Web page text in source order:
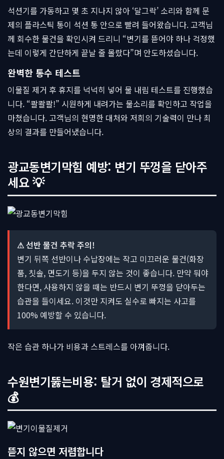
석션기를 가동하고 몇 초 지나지 않아 ‘달그락’ 소리와 함께 문
제의 플라스틱 통이 석션 통 안으로 빨려 들어왔습니다. 고객님
께 회수한 물건을 확인시켜 드리니 “변기를 뜯어야 하나 걱정했
는데 이렇게 간단하게 끝날 줄 몰랐다”며 안도하셨습니다.
완벽한 통수 테스트
이물질 제거 후 휴지를 넉넉히 넣어 물 내림 테스트를 진행했습
니다. “콸콸콸!” 시원하게 내려가는 물소리를 확인하고 작업을
마쳤습니다. 고객님의 현명한 대처와 저희의 기술력이 만나 최
상의 결과를 만들어냈습니다.
광교동변기막힘 예방: 변기 뚜껑을 닫아주
세요 💡
⚠ 선반 물건 추락 주의!
변기 뒤쪽 선반이나 수납장에는 작고 미끄러운 물건(화장
품, 칫솔, 면도기 등)을 두지 않는 것이 좋습니다. 만약 둬야
한다면, 사용하지 않을 때는 반드시 변기 뚜껑을 닫아두는
습관을 들이세요. 이것만 지켜도 실수로 빠지는 사고를
100% 예방할 수 있습니다.
작은 습관 하나가 비용과 스트레스를 아껴줍니다.
수원변기뚫는비용: 탈거 없이 경제적으로
💰
뜯지 않으면 저렴합니다